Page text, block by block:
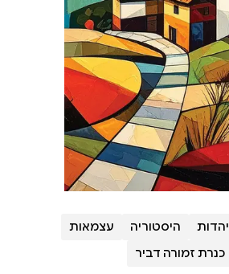
יהדות היסטוריה
עצמאות
כנרת זמורה דביר